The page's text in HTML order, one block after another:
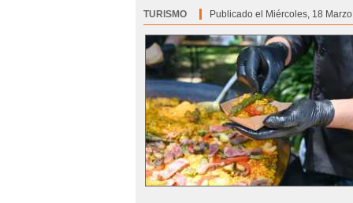
TURISMO Publicado el Miércoles, 18